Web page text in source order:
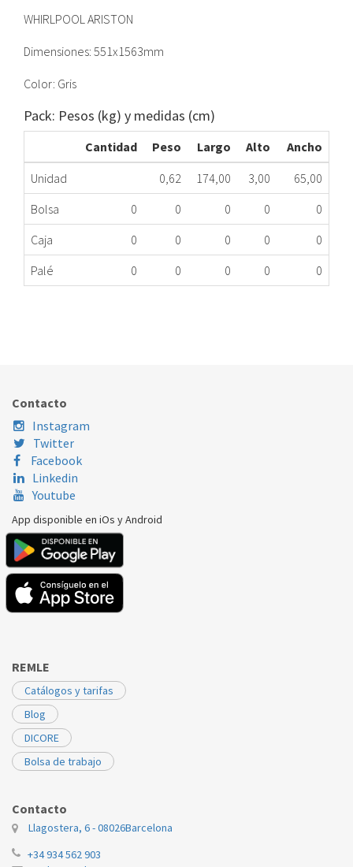
WHIRLPOOL ARISTON
Dimensiones: 551x1563mm
Color: Gris
Pack: Pesos (kg) y medidas (cm)
Cantidad Peso Largo Alto
Ancho
Unidad
0,62 174,00 3,00
65,00
Bolsa
0 0 0 0
0
Caja
0 0 0 0
0
Palé
0 0 0 0 0
Contacto
Instagram
Twitter
Facebook
Linkedin
Youtube
App disponible en iOs y Android
REMLE
Catálogos y tarifas
Blog
DICORE
Bolsa de trabajo
Contacto
Llagostera, 6 - 08026Barcelona
+34 934 562 903